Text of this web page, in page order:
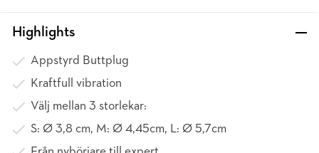
Highlights
Appstyrd Buttplug
Kraftfull vibration
Välj mellan 3 storlekar:
S: Ø 3,8 cm, M: Ø 4,45cm, L: Ø 5,7cm